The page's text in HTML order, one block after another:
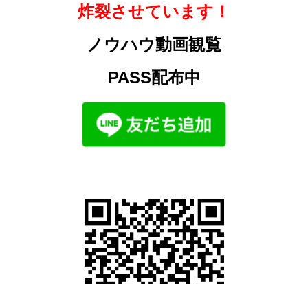
炸裂させています！
ノウハウ動画観覧
PASS配布中